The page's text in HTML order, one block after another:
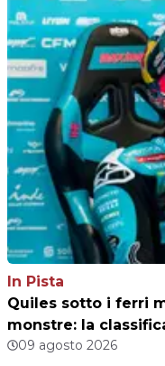
In Pista
Quiles sotto i ferri
monstre: la
09 agosto 2026